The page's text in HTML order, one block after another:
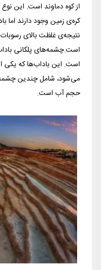
از کوه دماوند است. این
کره‌ی زمین وجود دارند اما
نتیجه‌ی غلظت بالای
است.چشمه‌های پلکانی
است. این باداب‌ها که یکی
می‌شود، شامل چندین چشمه
حجم آب است.